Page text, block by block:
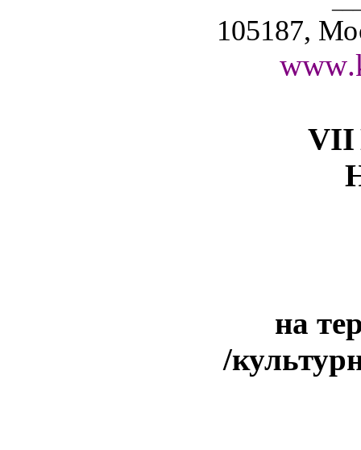
105187,
www.
VII
на
/